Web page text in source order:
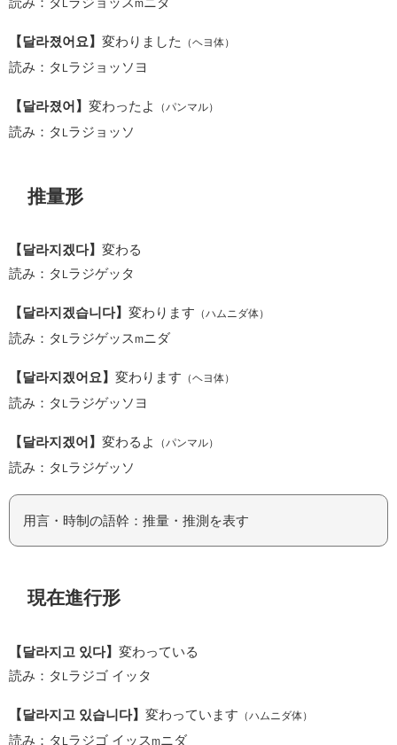
m
【달라졌어요】 変わりました （ヘヨ体）
読み：タ ラジョッソヨ
【달라졌어】 変わったよ （パンマル）
読み：タ ラジョッソ
推量形
【달라지겠다】 変わる
読み：タ
ラジゲッタ
【달라지겠습니다】 変わります （ハムニダ体）
読み：タ ラジゲッスmニダ
【달라지겠어요】 変わります （ヘヨ体）
読み：タ ラジゲッソヨ
【달라지겠어】 変わるよ （パンマル）
読み：タ ラジゲッソ
用言・時制の語幹：推量・推測を表す
現在進行形
【달라지고 있다】 変わっている
読み：タ
ラジゴ イッタ
【달라지고 있습니다】 変わっています （ハムニダ体）
読み：タ ラジゴ イッス m ニダ